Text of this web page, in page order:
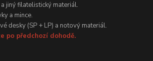
jiný filatelistický materiál.
a mince.
desky (SP + LP) a notový materiál.
po předchozí dohodě.